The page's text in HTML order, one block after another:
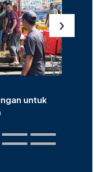
untuk
›